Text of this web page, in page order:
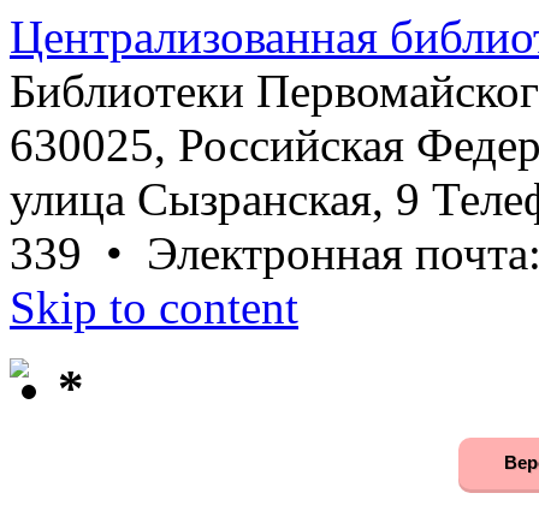
Централизованная
Библиотеки
630025, Российская
улица Сызранская, 9
339 • Электронная
Skip to content
*